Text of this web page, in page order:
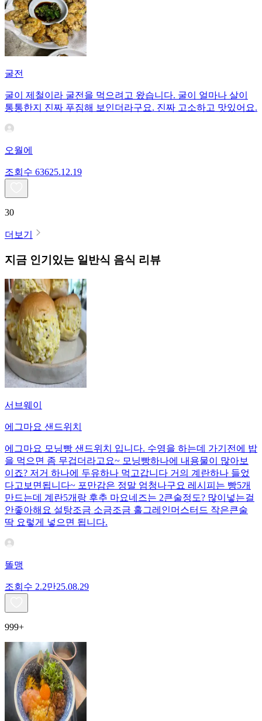
굴전
굴이 제철이라 굴전을 먹으려고 왔습니다. 굴이 얼마나 살이
통통한지 진짜 푸짐해 보인더라구요. 진짜 고소하고 맛있어요.
오월에
조회수 63625.12.19
30
더보기
지금 인기있는 일반식 음식 리뷰
서브웨이
에그마요 샌드위치
에그마요 모닝빵 샌드위치 입니다. 수영을 하는데 가기전에 밥
을 먹으면 좀 무겁더라고요~ 모닝빵하나에 내용물이 많아보
이죠? 저거 하나에 두유하나 먹고갑니다 거의 계란하나 들었
다고보면됩니다~ 포만감은 정말 엄청나구요 레시피는 빵5개
만드는데 계란5개랑 후추 마요네즈는 2큰술정도? 많이넣는걸
안좋아해요 설탕조금 소금조금 홀그레인머스터드 작은큰술
딱 요렇게 넣으면 됩니다.
똘맹
조회수 2.2만25.08.29
999+